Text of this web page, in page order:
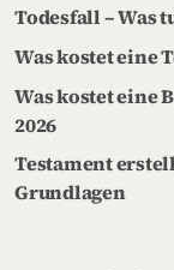
Todesfall – Was
Was kostet eine
Was kostet eine
2026
Testament
Grundlagen